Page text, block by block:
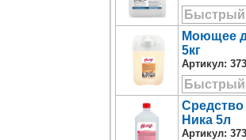
Моющее
5кг
Артикул:
Ника 5л
Артикул: